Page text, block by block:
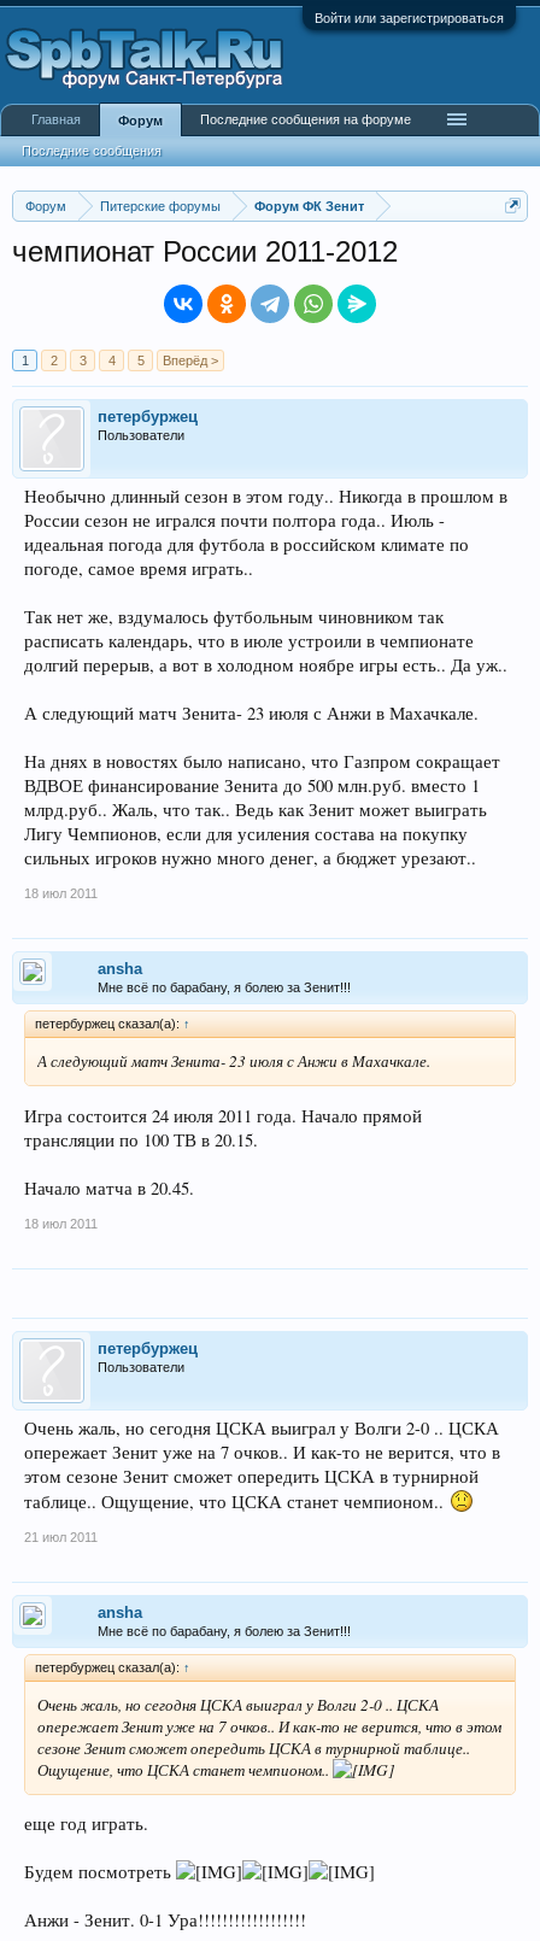
Войти или зарегистрироваться
Форум Питерские форумы Форум ФК Зенит
чемпионат России 2011-2012
1 2 3 4 5 Вперёд >
петербуржец
Пользователи
Необычно длинный сезон в этом году.. Никогда в прошлом в
России сезон не игрался почти полтора года.. Июль -
идеальная погода для футбола в российском климате по
погоде, самое время играть..
Так нет же, вздумалось футбольным чиновником так
расписать календарь, что в июле устроили в чемпионате
долгий перерыв, а вот в холодном ноябре игры есть.. Да уж..
А следующий матч Зенита- 23 июля с Анжи в Махачкале.
На днях в новостях было написано, что Газпром сокращает
ВДВОЕ финансирование Зенита до 500 млн.руб. вместо 1
млрд.руб.. Жаль, что так.. Ведь как Зенит может выиграть
Лигу Чемпионов, если для усиления состава на покупку
сильных игроков нужно много денег, а бюджет урезают..
18 июл 2011
ansha
Мне всё по барабану, я болею за Зенит!!!
петербуржец сказал(а): ↑
А следующий матч Зенита- 23 июля с Анжи в Махачкале.
Игра состоится 24 июля 2011 года. Начало прямой
трансляции по 100 ТВ в 20.15.
Начало матча в 20.45.
18 июл 2011
петербуржец
Пользователи
Очень жаль, но сегодня ЦСКА выиграл у Волги 2-0 .. ЦСКА
опережает Зенит уже на 7 очков.. И как-то не верится, что в
этом сезоне Зенит сможет опередить ЦСКА в турнирной
таблице.. Ощущение, что ЦСКА станет чемпионом..
21 июл 2011
ansha
Мне всё по барабану, я болею за Зенит!!!
петербуржец сказал(а): ↑
Очень жаль, но сегодня ЦСКА выиграл у Волги 2-0 .. ЦСКА
опережает Зенит уже на 7 очков.. И как-то не верится, что в этом
сезоне Зенит сможет опередить ЦСКА в турнирной таблице..
Ощущение, что ЦСКА станет чемпионом..
еще год играть.
Будем посмотреть
Анжи - Зенит. 0-1 Ура!!!!!!!!!!!!!!!!!!
Главная Форум
Последние сообщения
Последние сообщения на форуме